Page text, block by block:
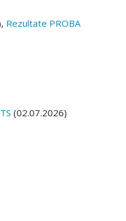
Rezultate PROBA
(02.07.2026)